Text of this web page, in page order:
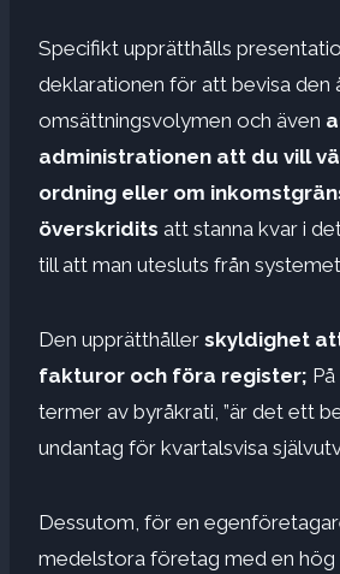
Specifikt upprätthålls
deklarationen för att bevisa den
omsättningsvolymen och även
administrationen att du vill
ordning eller om
överskridits att stanna kvar i
till att man utesluts från
Den upprätthåller skyldighet
fakturor och föra register;
termer av byråkrati, ”är det ett
undantag för kvartalsvisa
Dessutom, för en
medelstora företag med en hög